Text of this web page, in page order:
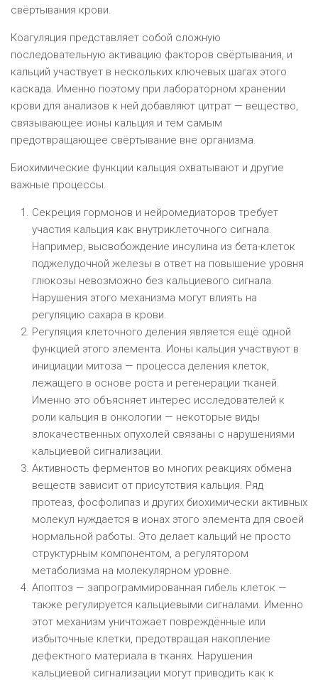
свёртывания крови.
Коагуляция представляет собой сложную
последовательную активацию факторов свёртывания, и
кальций участвует в нескольких ключевых шагах этого
каскада. Именно поэтому при лабораторном хранении
крови для анализов к ней добавляют цитрат — вещество,
связывающее ионы кальция и тем самым
предотвращающее свёртывание вне организма.
Биохимические функции кальция охватывают и другие
важные процессы.
Секреция гормонов и нейромедиаторов требует
участия кальция как внутриклеточного сигнала.
Например, высвобождение инсулина из бета-клеток
поджелудочной железы в ответ на повышение уровня
глюкозы невозможно без кальциевого сигнала.
Нарушения этого механизма могут влиять на
регуляцию сахара в крови.
Регуляция клеточного деления является ещё одной
функцией этого элемента. Ионы кальция участвуют в
инициации митоза — процесса деления клеток,
лежащего в основе роста и регенерации тканей.
Именно это объясняет интерес исследователей к
роли кальция в онкологии — некоторые виды
злокачественных опухолей связаны с нарушениями
кальциевой сигнализации.
Активность ферментов во многих реакциях обмена
веществ зависит от присутствия кальция. Ряд
протеаз, фосфолипаз и других биохимически активных
молекул нуждается в ионах этого элемента для своей
нормальной работы. Это делает кальций не просто
структурным компонентом, а регулятором
метаболизма на молекулярном уровне.
Апоптоз — запрограммированная гибель клеток —
также регулируется кальциевыми сигналами. Именно
этот механизм уничтожает повреждённые или
избыточные клетки, предотвращая накопление
дефектного материала в тканях. Нарушения
кальциевой сигнализации могут приводить как к